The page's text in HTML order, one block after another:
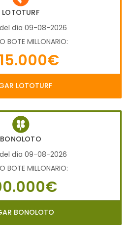
LOTOTURF
día 09-08-2026
BOTE MILLONARIO:
LOTOTURF
BONOLOTO
día 09-08-2026
BOTE MILLONARIO:
BONOLOTO